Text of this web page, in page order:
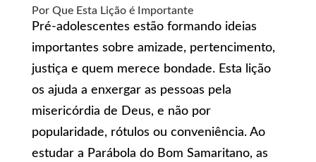
Por Que Esta Lição é Importante
Pré-adolescentes estão formando ideias
importantes sobre amizade, pertencimento,
justiça e quem merece bondade. Esta lição
os ajuda a enxergar as pessoas pela
misericórdia de Deus, e não por
popularidade, rótulos ou conveniência. Ao
estudar a Parábola do Bom Samaritano, as